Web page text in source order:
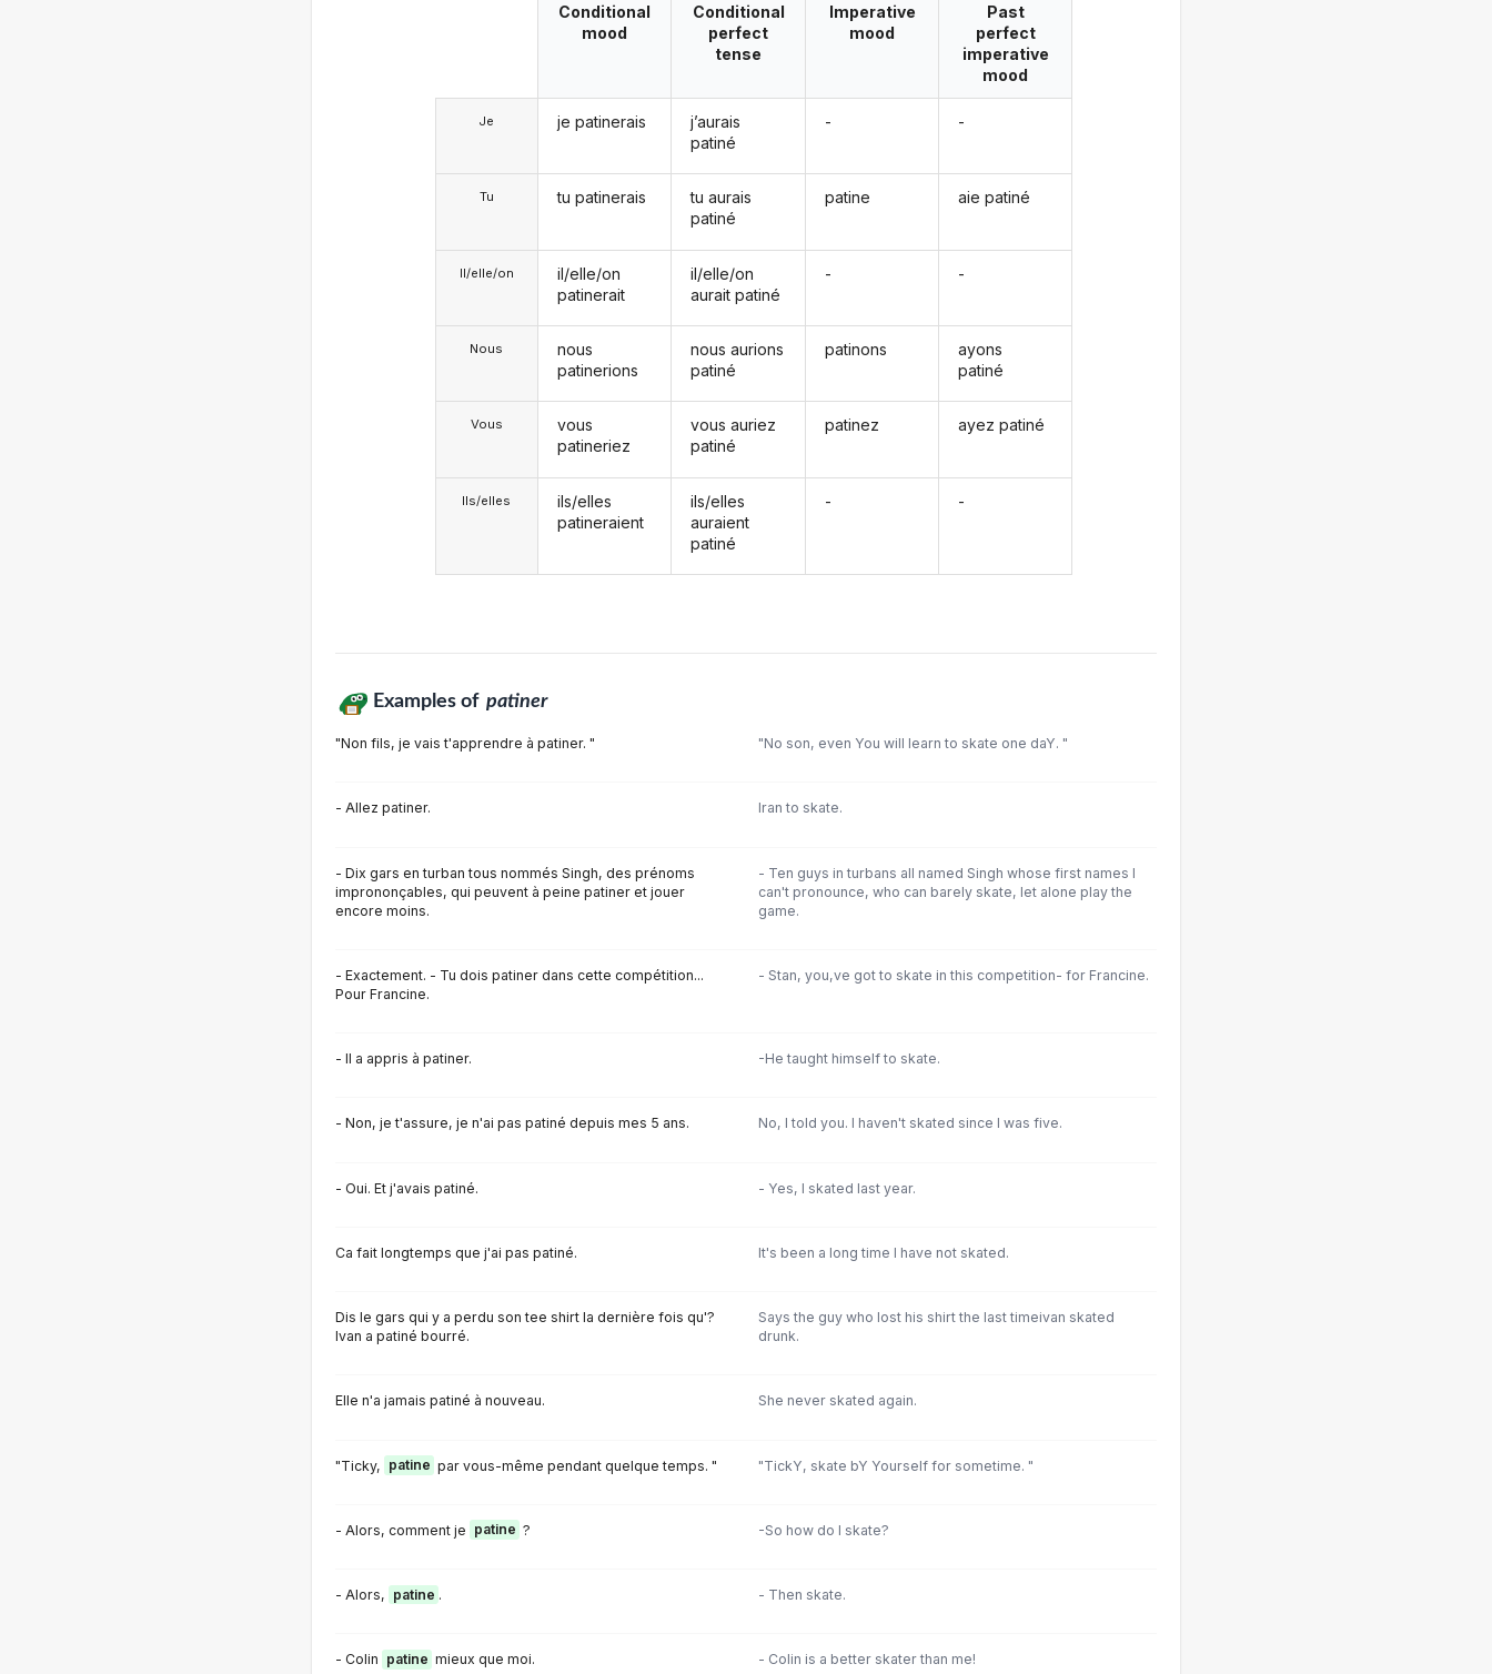
Je
Tu
Il/elle/on
Nous
Vous
Ils/elles
Conditional
mood
je patinerais
tu patinerais
il/elle/on
patinerait
nous
patinerions
vous
patineriez
ils/elles
patineraient
Conditional
perfect
tense
j’aurais
patiné
tu aurais
patiné
il/elle/on
aurait patiné
nous aurions
patiné
vous auriez
patiné
ils/elles
auraient
patiné
Imperative
mood
-
patine
-
patinons
patinez
-
Past
perfect
imperative
mood
-
aie patiné
-
ayons
patiné
ayez patiné
-
Examples of patiner
"Non fils, je vais t'apprendre à patiner. " "No son, even You will learn to skate one daY. "
- Allez patiner. Iran to skate.
- Dix gars en turban tous nommés Singh, des prénoms
imprononçables, qui peuvent à peine patiner et jouer
encore moins.
- Ten guys in turbans all named Singh whose first names l
can't pronounce, who can barely skate, let alone play the
game.
- Exactement. - Tu dois patiner dans cette compétition...
Pour Francine.
- Stan, you,ve got to skate in this competition- for Francine.
- Il a appris à patiner. -He taught himself to skate.
- Non, je t'assure, je n'ai pas patiné depuis mes 5 ans. No, I told you. I haven't skated since I was five.
- Oui. Et j'avais patiné. - Yes, I skated last year.
Ca fait longtemps que j'ai pas patiné. It's been a long time I have not skated.
Dis le gars qui y a perdu son tee shirt la dernière fois qu'?
Ivan a patiné bourré.
Says the guy who lost his shirt the last timeivan skated
drunk.
Elle n'a jamais patiné à nouveau. She never skated again.
"Ticky, patine par vous-même pendant quelque temps. " "TickY, skate bY Yourself for sometime. "
- Alors, comment je patine ? -So how do I skate?
- Alors, patine . - Then skate.
- Colin patine mieux que moi. - Colin is a better skater than me!